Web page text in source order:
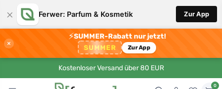
× Ferwer: Parfum & Kosmetik Zur App
×
⚡SUMMER-Rabatt nur jetzt!
SUMMER Zur App
Kostenloser Versand über 80 EUR
0